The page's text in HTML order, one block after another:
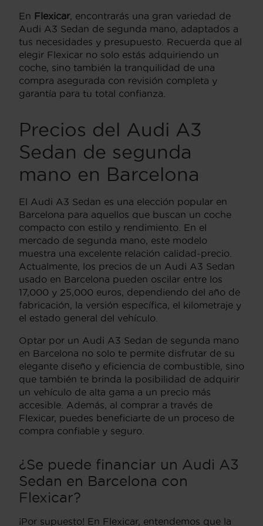
En Flexicar, encontrarás una gran variedad de
Audi A3 Sedan de segunda mano, adaptados a
tus necesidades y presupuesto. Recuerda que al
elegir Flexicar no solo estás adquiriendo un
coche, sino también la tranquilidad de una
compra asegurada con revisión completa y
garantía para tu total confianza.
Precios del Audi A3
Sedan de segunda
mano en Barcelona
El Audi A3 Sedan es una elección popular en
Barcelona para aquellos que buscan un coche
compacto con estilo y rendimiento. En el
mercado de segunda mano, este modelo
muestra una excelente relación calidad-precio.
Actualmente, los precios de un Audi A3 Sedan
usado en Barcelona pueden oscilar entre los
17,000 y 25,000 euros, dependiendo del año de
fabricación, la versión específica, el kilometraje y
el estado general del vehículo.
Optar por un Audi A3 Sedan de segunda mano
en Barcelona no solo te permite disfrutar de su
elegante diseño y eficiencia de combustible, sino
que también te brinda la posibilidad de adquirir
un vehículo de alta gama a un precio más
accesible. Además, al comprar a través de
Flexicar, puedes beneficiarte de un proceso de
compra confiable y seguro.
¿Se puede financiar un Audi A3
Sedan en Barcelona con
Flexicar?
¡Por supuesto! En Flexicar, entendemos que la